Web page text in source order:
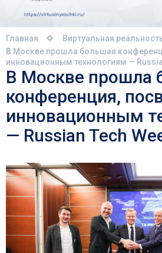
Главная
Виртуальная
В Москве прошла большая
инновационным технологиям —
В Москве прошла
конференция,
инновационным
— Russian Tech